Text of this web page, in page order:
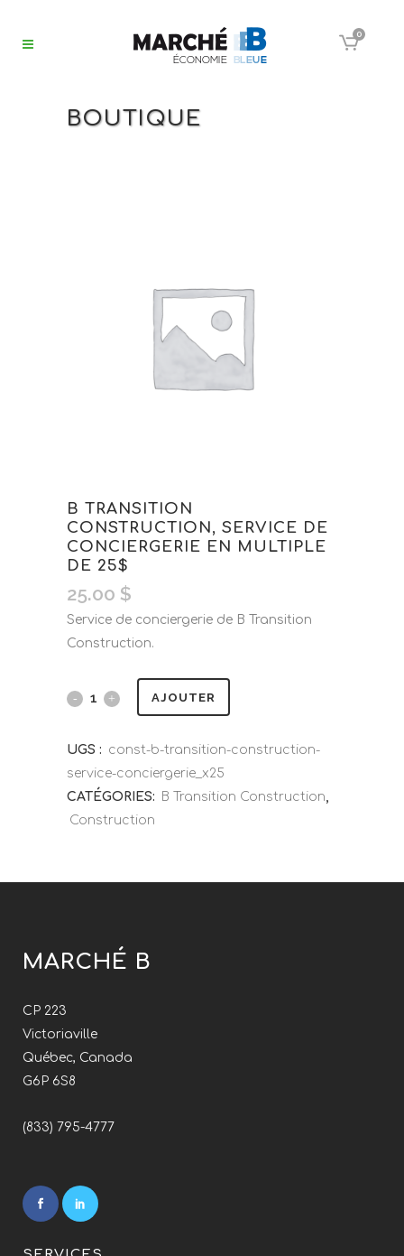
0
BOUTIQUE
B TRANSITION
CONSTRUCTION, SERVICE DE
CONCIERGERIE EN MULTIPLE
DE 25$
25.00 $
Service de conciergerie de B Transition
Construction.
AJOUTER
UGS : const-b-transition-construction-
service-conciergerie_x25
CATÉGORIES:
B Transition Construction,
Construction
MARCHÉ B
CP 223
Victoriaville
Québec, Canada
G6P 6S8
(833) 795-4777